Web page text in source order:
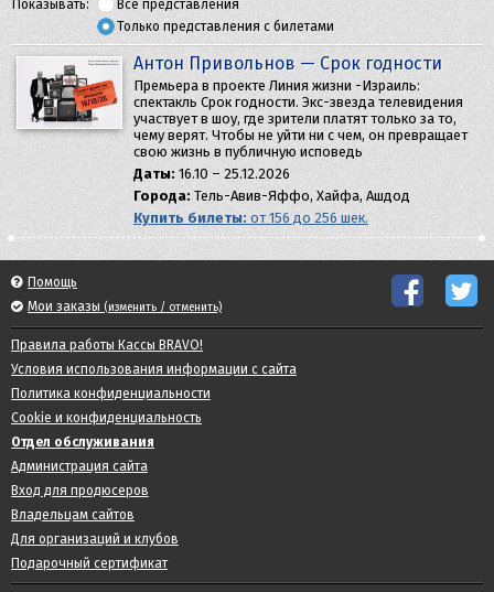
Показывать:
Все представления
Только представления с билетами
Антон Привольнов — Срок годности
Премьера в проекте Линия жизни -Израиль:
спектакль Срок годности. Экс-звезда телевидения
участвует в шоу, где зрители платят только за то,
чему верят. Чтобы не уйти ни с чем, он превращает
свою жизнь в публичную исповедь
Даты: 16.10 – 25.12.2026
Города: Тель-Авив-Яффо, Хайфа, Ашдод
Купить билеты: от 156 до 256 шек.
Помощь
Мои заказы (изменить / отменить)
Правила работы Кассы BRAVO!
Условия использования информации с сайта
Политика конфиденциальности
Cookie и конфиденциальность
Отдел обслуживания
Администрация сайта
Вход для продюсеров
Владельцам сайтов
Для организаций и клубов
Подарочный сертификат